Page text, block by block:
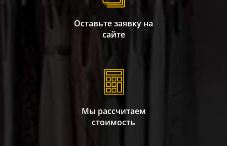
Оставьте заявку на
сайте
Мы рассчитаем
стоимость